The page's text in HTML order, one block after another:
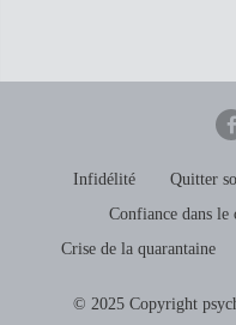
Infidélité Quitter
Confiance dans le
Crise de la quarantaine
© 2025 Copyright